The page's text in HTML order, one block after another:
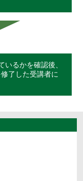
るかを確認後、
了した受講者に